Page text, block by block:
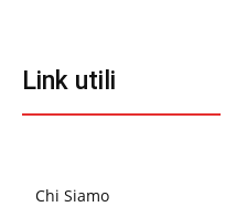
Link utili
Chi Siamo